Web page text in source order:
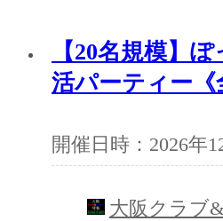
【20名規模】
活パーティー《
開催日時：2026年
大阪クラブ